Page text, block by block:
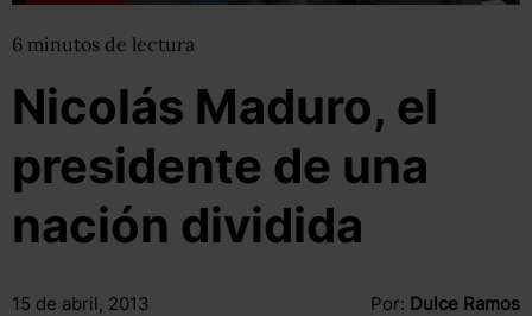
6 minutos de lectura
Nicolás Maduro, el
presidente de una
nación dividida
15 de abril, 2013 Por: Dulce Ramos